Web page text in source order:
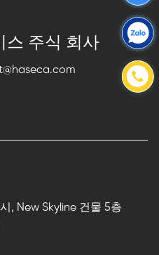
스 주식 회사
, New Skyline 건물 5층